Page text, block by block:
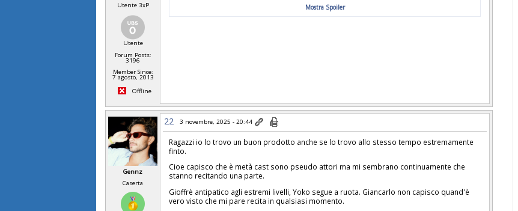
Utente 3xP
Utente
Forum Posts:
3196
Member Since:
7 agosto, 2013
Offline
Mostra Spoiler
Gennz
Caserta
22 3 novembre, 2025 - 20:44
Ragazzi io lo trovo un buon prodotto anche se lo trovo allo stesso tempo estremamente
finto.
Cioe capisco che è metà cast sono pseudo attori ma mi sembrano continuamente che
stanno recitando una parte.
Gioffrè antipatico agli estremi livelli, Yoko segue a ruota. Giancarlo non capisco quand'è
vero visto che mi pare recita in qualsiasi momento.